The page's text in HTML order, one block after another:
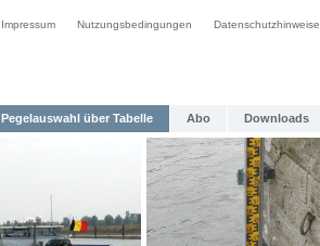
Impressum Nutzungsbedingungen Datenschutzhinweise
Pegelauswahl über Tabelle Abo Downloads